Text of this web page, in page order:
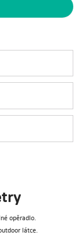
opěradlo.
látce.